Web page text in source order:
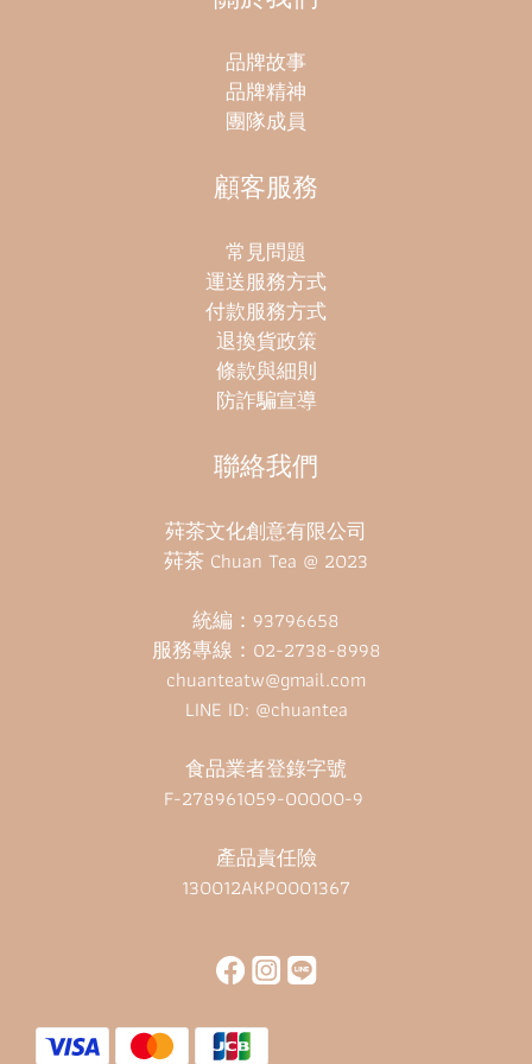
品牌故事
品牌精神
團隊成員
顧客服務
常見問題
運送服務方式
付款服務方式
退換貨政策
條款與細則
防詐騙宣導
聯絡我們
荈茶文化創意有限公司
荈茶 Chuan Tea @ 2023
統編：93796658
服務專線：02-2738-8998
chuanteatw@gmail.com
LINE ID: @chuantea
食品業者登錄字號
F-278961059-00000-9
產品責任險
130012AKP0001367